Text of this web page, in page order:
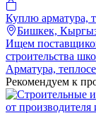
Куплю арматура,
Бишкек,
Ищем
строительства
Арматура,
Рекомендуем к